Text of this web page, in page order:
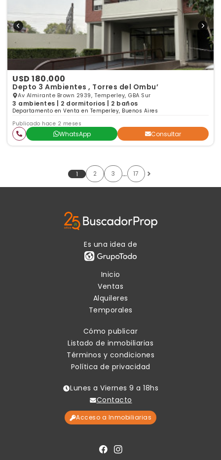
USD 180.000
Depto 3 Ambientes , Torres del Ombu’
Av Almirante Brown 2939, Temperley, GBA Sur
3 ambientes | 2 dormitorios | 2 baños
Departamento en Venta en Temperley, Buenos Aires
Publicado hace 2 meses
WhatsApp Consultar
1 2 3 … 17
Es una idea de
Inicio
Ventas
Alquileres
Temporales
Cómo publicar
Listado de inmobiliarias
Términos y condiciones
Política de privacidad
Lunes a Viernes 9 a 18hs
Contacto
Acceso a Inmobiliarias